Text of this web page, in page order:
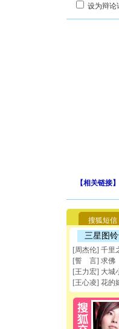
设为辩
【相关链接】
搜狐短信
三星图
[周杰伦] 千里
[誓 言] 求佛
[王力宏] 大城
[王心凌] 花的